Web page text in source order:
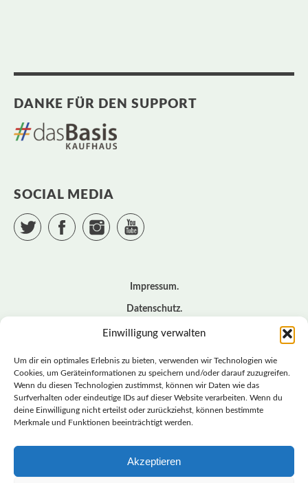
Einwilligung verwalten
Um dir ein optimales Erlebnis zu bieten, verwenden wir Technologien wie
Cookies, um Geräteinformationen zu speichern und/oder darauf zuzugreifen.
Wenn du diesen Technologien zustimmst, können wir Daten wie das
Surfverhalten oder eindeutige IDs auf dieser Website verarbeiten. Wenn du
deine Einwilligung nicht erteilst oder zurückziehst, können bestimmte
Merkmale und Funktionen beeinträchtigt werden.
Akzeptieren
DANKE FÜR DEN SUPPORT
SOCIAL MEDIA
Twitter Facebook Instagram
Impressum
Datenschutz
Cookie – Richtlinie (EU)
© BASISDEMOKRATISCHE PARTEI DEUTSCHLAND *
LANDESVERBAND SACHSEN
LANDESVERBAND